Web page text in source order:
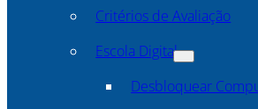
Critérios de Avaliação
Escola Digital
Desbloquear